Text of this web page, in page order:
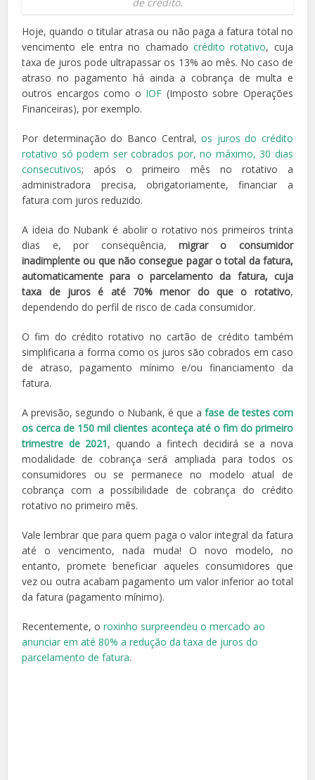
Hoje, quando o titular atrasa ou não paga a fatura total no
vencimento ele entra no chamadocrédito rotativo, cuja
taxa de juros pode ultrapassar os 13% ao mês. No caso de
atraso no pagamento há ainda a cobrança de multa e
outros encargos como o IOF (Imposto sobre Operações
Financeiras), por exemplo.
Por determinação do Banco Central,os juros do crédito
rotativo só podem ser cobrados por, no máximo, 30 dias
consecutivos; após o primeiro mês no rotativo a
administradora precisa, obrigatoriamente, financiar a
fatura com juros reduzido.
A ideia do Nubank é abolir o rotativo nos primeiros trinta
dias e, por consequência, migrar o consumidor
inadimplente ou que não consegue pagar o total da fatura,
automaticamente para o parcelamento da fatura, cuja
taxa de juros é até 70% menor do que o rotativo,
dependendo do perfil de risco de cada consumidor.
O fim do crédito rotativo no cartão de crédito também
simplificaria a forma como os juros são cobrados em caso
de atraso, pagamento mínimo e/ou financiamento da
fatura.
A previsão, segundo o Nubank, é que afase de testes com
os cerca de 150 mil clientes aconteça até o fim do primeiro
trimestre de 2021, quando a fintech decidirá se a nova
modalidade de cobrança será ampliada para todos os
consumidores ou se permanece no modelo atual de
cobrança com a possibilidade de cobrança do crédito
rotativo no primeiro mês.
Vale lembrar que para quem paga o valor integral da fatura
até o vencimento, nada muda! O novo modelo, no
entanto, promete beneficiar aqueles consumidores que
vez ou outra acabam pagamento um valor inferior ao total
da fatura (pagamento mínimo).
Recentemente, oroxinho surpreendeu o mercado ao
anunciar em até 80% a redução da taxa de juros do
parcelamento de fatura.